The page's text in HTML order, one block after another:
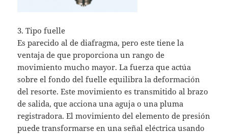
3. Tipo fuelle
Es parecido al de diafragma, pero este tiene la
ventaja de que proporciona un rango de
movimiento mucho mayor. La fuerza que actúa
sobre el fondo del fuelle equilibra la deformación
del resorte. Este movimiento es transmitido al brazo
de salida, que acciona una aguja o una pluma
registradora. El movimiento del elemento de presión
puede transformarse en una señal eléctrica usando